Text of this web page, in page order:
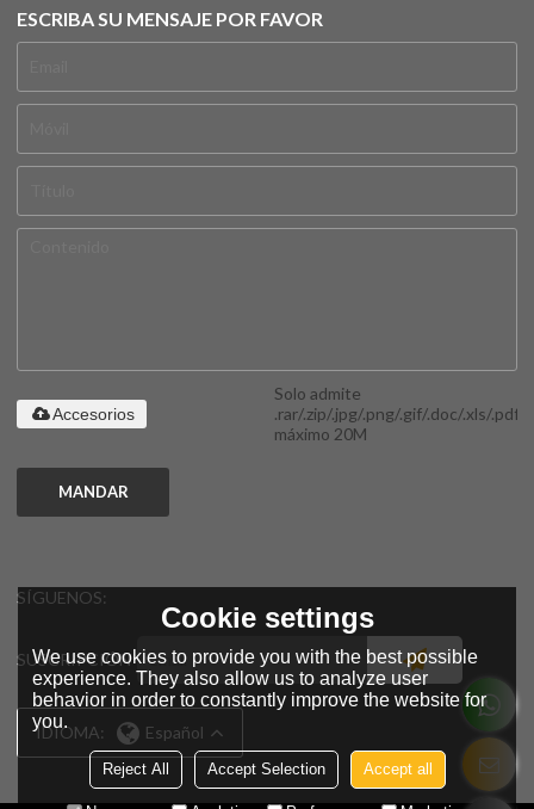
ESCRIBA SU MENSAJE POR FAVOR
Solo admite
.rar/.zip/.jpg/.png/.gif/.doc/.xls/.pdf,
máximo 20M
Accesorios
MANDAR
SÍGUENOS:
SUSCRIPCIÓN
IDIOMA: Español
Cookie settings
We use cookies to provide you with the best possible
experience. They also allow us to analyze user
behavior in order to constantly improve the website for
you.
Reject All Accept Selection Accept all